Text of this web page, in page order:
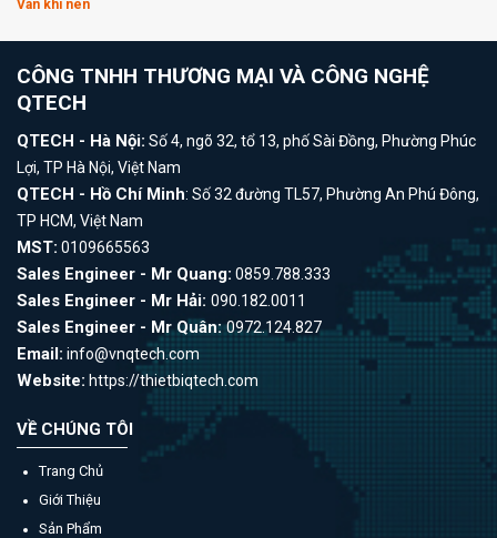
Van khí nén
CÔNG TNHH THƯƠNG MẠI VÀ CÔNG NGHỆ
QTECH
QTECH - Hà Nội: Số 4, ngõ 32, tổ 13, phố Sài Đồng, Phường Phúc
Lợi, TP Hà Nội, Việt Nam
QTECH - Hồ Chí Minh: Số 32 đường TL57, Phường An Phú Đông,
TP HCM, Việt Nam
MST: 0109665563
Sales Engineer - Mr Quang: 0859.788.333
Sales Engineer - Mr Hải: 090.182.0011
Sales Engineer - Mr Quân:0972.124.827
Email: info@vnqtech.com
Website: https://thietbiqtech.com
VỀ CHÚNG TÔI
Trang Chủ
Giới Thiệu
Sản Phẩm